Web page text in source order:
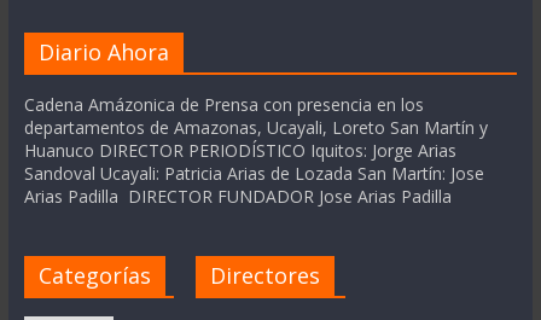
Diario Ahora
Cadena Amázonica de Prensa con presencia en los
departamentos de Amazonas, Ucayali, Loreto San Martín y
Huanuco DIRECTOR PERIODÍSTICO Iquitos: Jorge Arias
Sandoval Ucayali: Patricia Arias de Lozada San Martín: Jose
Arias Padilla DIRECTOR FUNDADOR Jose Arias Padilla
Categorías Directores